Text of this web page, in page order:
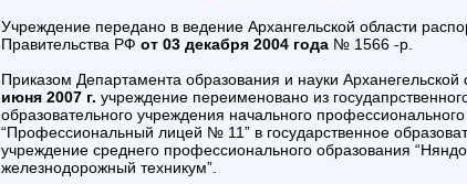
Учреждение передано в ведение Архангельской области
Правительства РФ от 03 декабря 2004 года № 1566 -р.
Приказом Департамента образования и науки Арханегельской
июня 2007 г. учреждение переименовано из
образовательного учреждения начального
“Профессиональный лицей № 11” в государственное
учреждение среднего профессионального образования
железнодорожный техникум”.